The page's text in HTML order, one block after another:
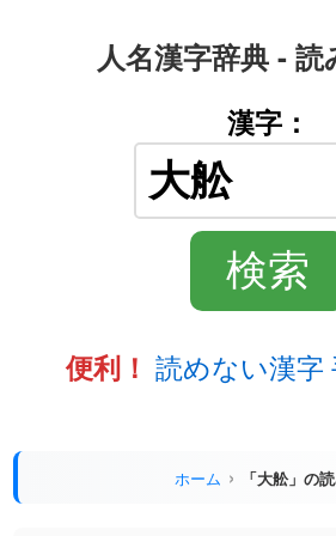
人名漢字辞典 - 読
漢字：
便利！ 読めない漢字
ホーム 「大舩」の